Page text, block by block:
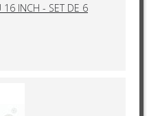
16 INCH - SET DE 6